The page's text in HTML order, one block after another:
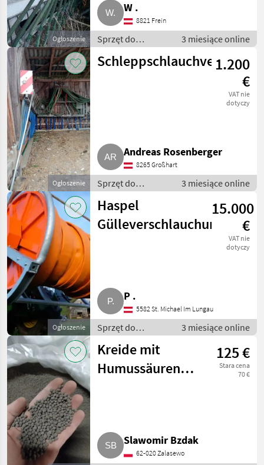
Ogłoszenie
W .
8821 Frein
Sprzęt do
nawożenia i
nawadniania /
3 miesiące online
Ogłoszenie
Schleppschlauchverteiler
1.200
€
VAT nie
dotyczy
Andreas Rosenberger
8265 Großhart
Sprzęt do
nawożenia i
nawadniania /
Wąż - do
gnojowicy
3 miesiące online
Ogłoszenie
Haspel
Gülleverschlauchung
15.000
€
VAT nie
dotyczy
P .
5582 St. Michael Im Lungau
Sprzęt do
nawożenia i
nawadniania /
Wąż - do
gnojowicy
3 miesiące online
Kreide mit
Humussäuren
125 €
Stara cena
70 €
Slawomir Bzdak
62-020 Zalasewo